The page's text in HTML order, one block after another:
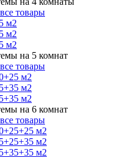
товары
м2
м2
м2
на 5 комнат
товары
м2
м2
м2
на 6 комнат
товары
м2
м2
м2